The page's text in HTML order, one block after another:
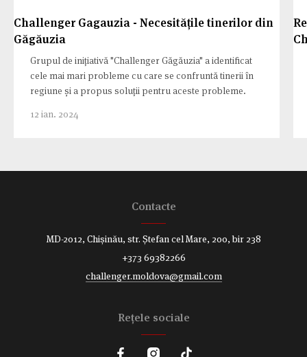
Challenger Gagauzia - Necesitățile tinerilor din
Găgăuzia
Grupul de inițiativă "Challenger Găgăuzia" a identificat
cele mai mari probleme cu care se confruntă tinerii în
regiune și a propus soluții pentru aceste probleme.
12 ian. 2024
Contacte
MD-2012, Chișinău, str. Ștefan cel Mare, 200, bir 238
+373 69382266
challenger.moldova@gmail.com
Reţele sociale